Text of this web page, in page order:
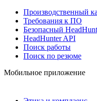
Производственный
Требования к ПО
Безопасный
HeadHunter API
Поиск работы
Поиск по резюме
Мобильное приложение